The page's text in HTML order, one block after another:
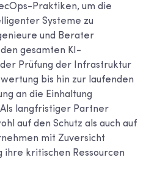
Praktiken, um die
Systeme zu
und Berater
gesamten KI-
Prüfung der Infrastruktur
bis hin zur laufenden
an die Einhaltung
langfristiger Partner
auf den Schutz als auch auf
mit Zuversicht
ihre kritischen Ressourcen